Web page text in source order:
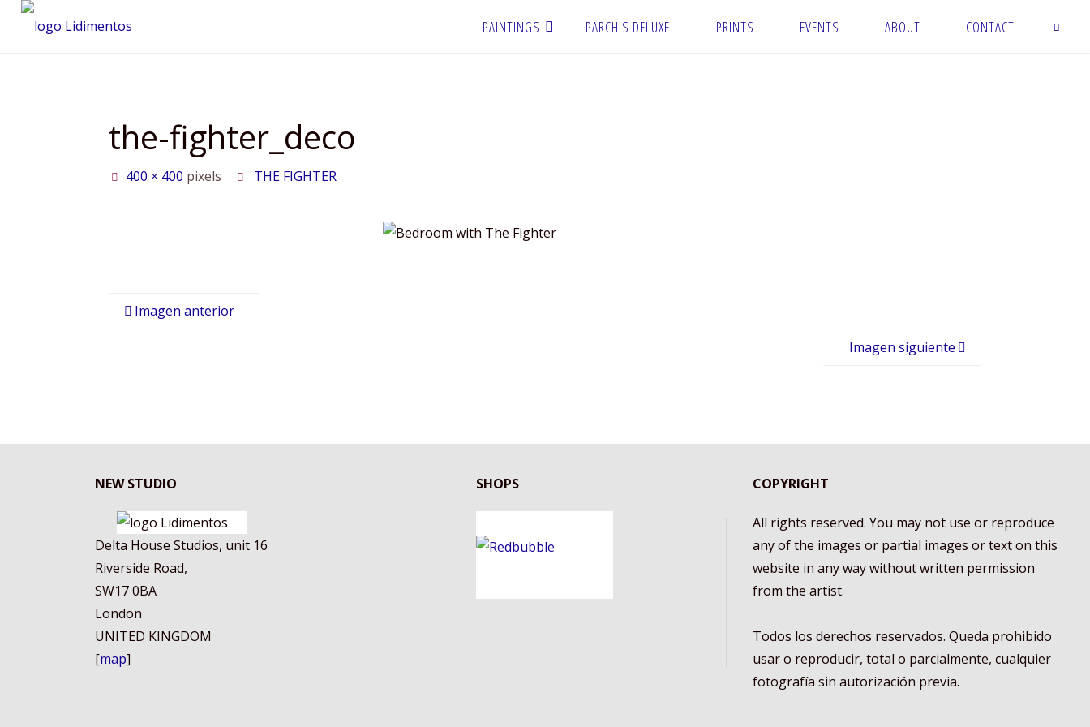
Saltar
PAINTINGS PARCHIS DELUXE PRINTS EVENTS ABOUT CONTACT
the-fighter_deco
Tamaño
400 × 400 pixels THE FIGHTER
Imagen anterior
Imagen siguiente
NEW STUDIO
Delta House Studios, unit 16
Riverside Road,
SW17 0BA
London
UNITED KINGDOM
[map]
SHOPS COPYRIGHT
All rights reserved. You may not use or reproduce
any of the images or partial images or text on this
website in any way without written permission
from the artist.
Todos los derechos reservados. Queda prohibido
usar o reproducir, total o parcialmente, cualquier
fotografía sin autorización previa.